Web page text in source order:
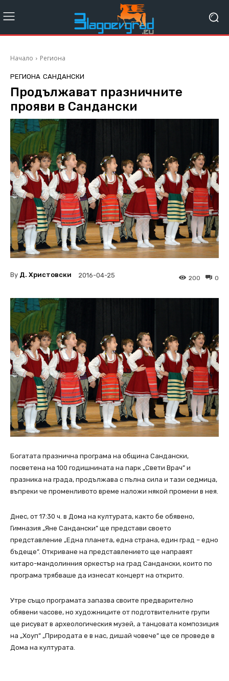
Начало Региона
РЕГИОНА САНДАНСКИ
Продължават празничните
прояви в Сандански
By Д. Христовски 2016-04-25 0
200
Богатата празнична програма на община Сандански,
посветена на 100 годишнината на парк „Свети Врач” и
празника на града, продължава с пълна сила и тази седмица,
въпреки че променливото време наложи някой промени в нея.
Днес, от 17:30 ч. в Дома на културата, както бе обявено,
Гимназия „Яне Сандански” ще представи своето
представление „Една планета, една страна, един град – едно
бъдеще”. Откриване на представлението ще направят
китаро-мандолинния оркестър на град Сандански, които по
програма трябваше да изнесат концерт на открито.
Утре също програмата запазва своите предварително
обявени часове, но художниците от подготвителните групи
ще рисуват в археологическия музей, а танцовата композиция
на „Хоуп” „Природата е в нас, дишай човече” ще се проведе в
Дома на културата.